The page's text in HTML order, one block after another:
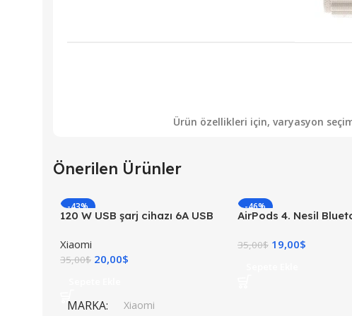
Ürün özellikleri için, varyasyon
Önerilen Ürünler
-43%
120 W USB şarj cihazı 6A USB
hızlı şarj
Xiaomi
35,00$ 20,00$
MARKA Xiaomi
-46%
AirPods 4. Nesil
35,00$ 19,00$